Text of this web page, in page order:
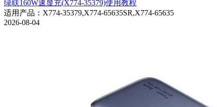
绿联160W速显充(X774-35379)使用教程
适用产品 ： X774-35379,X774-65635SR,X774-65635
2026-08-04